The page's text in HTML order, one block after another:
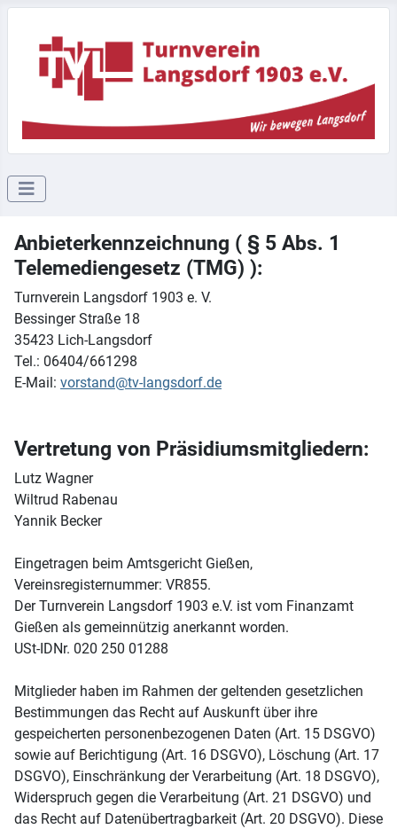
Anbieterkennzeichnung ( § 5 Abs. 1
Telemediengesetz (TMG) ):
Turnverein Langsdorf 1903 e. V.
Bessinger Straße 18
35423 Lich-Langsdorf
Tel.: 06404/661298
E-Mail: vorstand@tv-langsdorf.de
Vertretung von Präsidiumsmitgliedern:
Lutz Wagner
Wiltrud Rabenau
Yannik Becker
Eingetragen beim Amtsgericht Gießen,
Vereinsregisternummer: VR855.
Der Turnverein Langsdorf 1903 e.V. ist vom Finanzamt
Gießen als gemeinnützig anerkannt worden.
USt-IDNr. 020 250 01288
Mitglieder haben im Rahmen der geltenden gesetzlichen
Bestimmungen das Recht auf Auskunft über ihre
gespeicherten personenbezogenen Daten (Art. 15 DSGVO)
sowie auf Berichtigung (Art. 16 DSGVO), Löschung (Art. 17
DSGVO), Einschränkung der Verarbeitung (Art. 18 DSGVO),
Widerspruch gegen die Verarbeitung (Art. 21 DSGVO) und
das Recht auf Datenübertragbarkeit (Art. 20 DSGVO). Diese